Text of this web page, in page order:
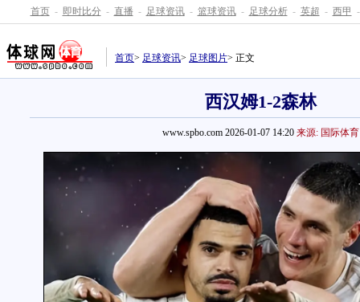
首页 - 即时比分 - 直播 - 足球资讯 - 篮球资讯 - 足球分析 - 英超 - 西甲 -
首页> 足球资讯> 足球图片> 正文
西汉姆1-2森林
www.spbo.com 2026-01-07 14:20 来源: 国际体育